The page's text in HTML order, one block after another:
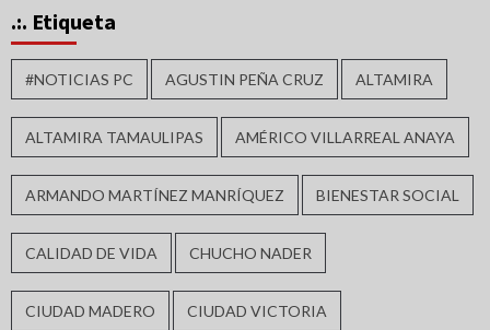
.:. Etiqueta
#NOTICIAS PC AGUSTIN PEÑA CRUZ ALTAMIRA
ALTAMIRA TAMAULIPAS AMÉRICO VILLARREAL ANAYA
ARMANDO MARTÍNEZ MANRÍQUEZ BIENESTAR SOCIAL
CALIDAD DE VIDA CHUCHO NADER
CIUDAD MADERO CIUDAD VICTORIA